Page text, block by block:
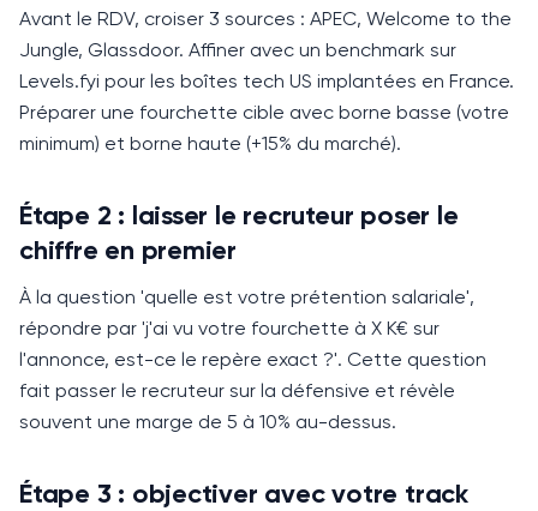
Avant le RDV, croiser 3 sources : APEC, Welcome to the
Jungle, Glassdoor. Affiner avec un benchmark sur
Levels.fyi pour les boîtes tech US implantées en France.
Préparer une fourchette cible avec borne basse (votre
minimum) et borne haute (+15% du marché).
Étape 2 : laisser le recruteur poser le
chiffre en premier
À la question 'quelle est votre prétention salariale',
répondre par 'j'ai vu votre fourchette à X K€ sur
l'annonce, est-ce le repère exact ?'. Cette question
fait passer le recruteur sur la défensive et révèle
souvent une marge de 5 à 10% au-dessus.
Étape 3 : objectiver avec votre track